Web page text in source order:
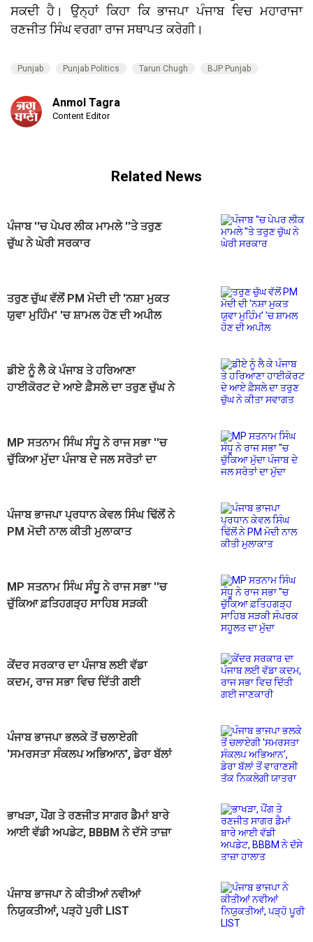
ਸਕਦੀ ਹੈ। ਉਨ੍ਹਾਂ ਕਿਹਾ ਕਿ ਭਾਜਪਾ ਪੰਜਾਬ ਵਿਚ ਮਹਾਰਾਜਾ
ਰਣਜੀਤ ਸਿੰਘ ਵਰਗਾ ਰਾਜ ਸਥਾਪਤ ਕਰੇਗੀ।
Punjab Punjab Politics Tarun Chugh BJP Punjab
Anmol Tagra
Content Editor
Related News
ਪੰਜਾਬ ''ਚ ਪੇਪਰ ਲੀਕ ਮਾਮਲੇ ''ਤੇ ਤਰੁਣ
ਚੁੱਘ ਨੇ ਘੇਰੀ ਸਰਕਾਰ
ਤਰੁਣ ਚੁੱਘ ਵੱਲੋਂ PM ਮੋਦੀ ਦੀ 'ਨਸ਼ਾ ਮੁਕਤ
ਯੁਵਾ ਮੁਹਿੰਮ' 'ਚ ਸ਼ਾਮਲ ਹੋਣ ਦੀ ਅਪੀਲ
ਡੀਏ ਨੂੰ ਲੈ ਕੇ ਪੰਜਾਬ ਤੇ ਹਰਿਆਣਾ
ਹਾਈਕੋਰਟ ਦੇ ਆਏ ਫ਼ੈਸਲੇ ਦਾ ਤਰੁਣ ਚੁੱਘ ਨੇ
MP ਸਤਨਾਮ ਸਿੰਘ ਸੰਧੂ ਨੇ ਰਾਜ ਸਭਾ ''ਚ
ਚੁੱਕਿਆ ਮੁੱਦਾ ਪੰਜਾਬ ਦੇ ਜਲ ਸਰੋਤਾਂ ਦਾ
ਪੰਜਾਬ ਭਾਜਪਾ ਪ੍ਰਧਾਨ ਕੇਵਲ ਸਿੰਘ ਢਿੱਲੋਂ ਨੇ
PM ਮੋਦੀ ਨਾਲ ਕੀਤੀ ਮੁਲਾਕਾਤ
MP ਸਤਨਾਮ ਸਿੰਘ ਸੰਧੂ ਨੇ ਰਾਜ ਸਭਾ ''ਚ
ਚੁੱਕਿਆ ਫ਼ਤਿਹਗੜ੍ਹ ਸਾਹਿਬ ਸੜਕੀ
ਕੇਂਦਰ ਸਰਕਾਰ ਦਾ ਪੰਜਾਬ ਲਈ ਵੱਡਾ
ਕਦਮ, ਰਾਜ ਸਭਾ ਵਿਚ ਦਿੱਤੀ ਗਈ
ਪੰਜਾਬ ਭਾਜਪਾ ਭਲਕੇ ਤੋਂ ਚਲਾਏਗੀ
'ਸਮਰਸਤਾ ਸੰਕਲਪ ਅਭਿਆਨ', ਡੇਰਾ ਬੱਲਾਂ
ਭਾਖੜਾ, ਪੌਂਗ ਤੇ ਰਣਜੀਤ ਸਾਗਰ ਡੈਮਾਂ ਬਾਰੇ
ਆਈ ਵੱਡੀ ਅਪਡੇਟ, BBBM ਨੇ ਦੱਸੇ ਤਾਜ਼ਾ
ਪੰਜਾਬ ਭਾਜਪਾ ਨੇ ਕੀਤੀਆਂ ਨਵੀਆਂ
ਨਿਯੁਕਤੀਆਂ, ਪੜ੍ਹੋ ਪੂਰੀ LIST